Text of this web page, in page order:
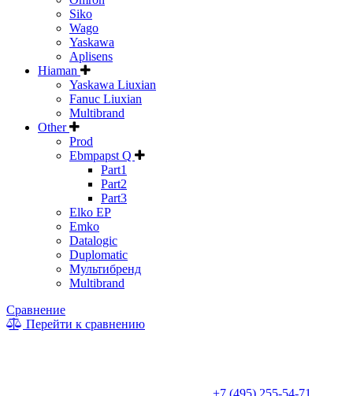
Siko
Wago
Yaskawa
Aplisens
Hiaman
Yaskawa Liuxian
Fanuc Liuxian
Multibrand
Other
Prod
Ebmpapst Q
Part1
Part2
Part3
Elko EP
Emko
Datalogic
Duplomatic
Мультибренд
Multibrand
Сравнение
Перейти к сравнению